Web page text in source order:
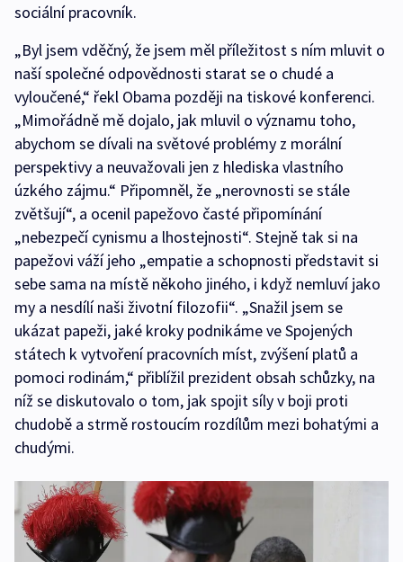
sociální pracovník.
„Byl jsem vděčný, že jsem měl příležitost s ním mluvit o
naší společné odpovědnosti starat se o chudé a
vyloučené,“ řekl Obama později na tiskové konferenci.
„Mimořádně mě dojalo, jak mluvil o významu toho,
abychom se dívali na světové problémy z morální
perspektivy a neuvažovali jen z hlediska vlastního
úzkého zájmu.“ Připomněl, že „nerovnosti se stále
zvětšují“, a ocenil papežovo časté připomínání
„nebezpečí cynismu a lhostejnosti“. Stejně tak si na
papežovi váží jeho „empatie a schopnosti představit si
sebe sama na místě někoho jiného, i když nemluví jako
my a nesdílí naši životní filozofii“. „Snažil jsem se
ukázat papeži, jaké kroky podnikáme ve Spojených
státech k vytvoření pracovních míst, zvýšení platů a
pomoci rodinám,“ přiblížil prezident obsah schůzky, na
níž se diskutovalo o tom, jak spojit síly v boji proti
chudobě a strmě rostoucím rozdílům mezi bohatými a
chudými.